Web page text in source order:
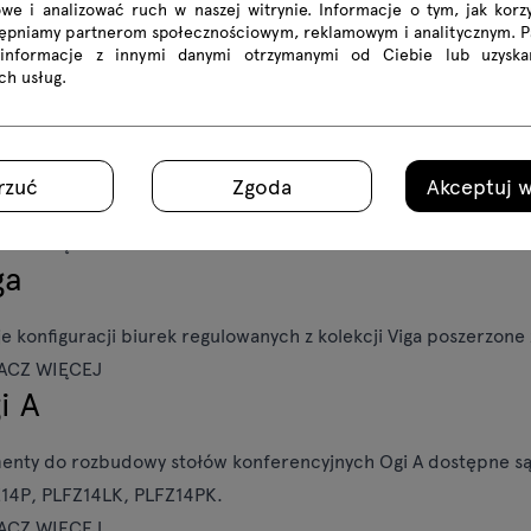
Drive
i benche z kolekcji Ogi Drive są teraz dostępne także z
konfiguracji biurek regulowanych z kolekcji Viga
WIĘCEJ
A
do rozbudowy stołów konferencyjnych Ogi A dostępne
PLFZ14LK, PLFZ14PK.
i analizować ruch w naszej witrynie. Informacje o tym, jak
partnerom społecznościowym, reklamowym i analitycznym.
z innymi danymi otrzymanymi od Ciebie lub
usług.
Zgoda Akceptuj